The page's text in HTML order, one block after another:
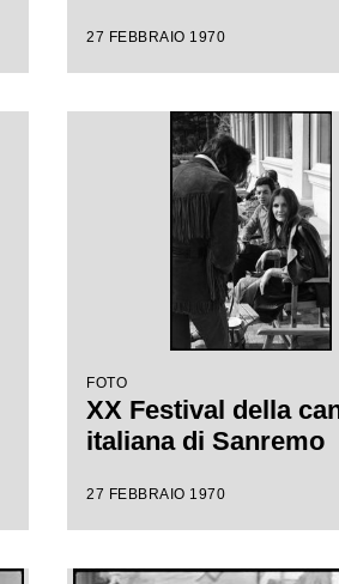
27 FEBBRAIO 1970
FOTO
XX Festival della
italiana di Sanremo
27 FEBBRAIO 1970